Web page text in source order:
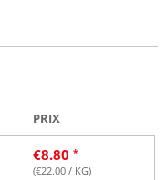
PRIX
€8.80
(€22.00 / KG)